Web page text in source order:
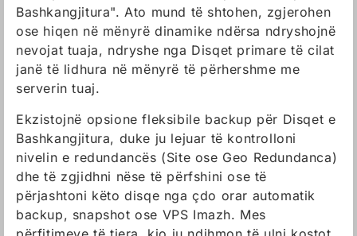
Bashkangjitura". Ato mund të shtohen, zgjerohen
ose hiqen në mënyrë dinamike ndërsa ndryshojnë
nevojat tuaja, ndryshe nga Disqet primare të cilat
janë të lidhura në mënyrë të përhershme me
serverin tuaj.
Ekzistojnë opsione fleksibile backup për Disqet e
Bashkangjitura, duke ju lejuar të kontrolloni
nivelin e redundancës (Site ose Geo Redundanca)
dhe të zgjidhni nëse të përfshini ose të
përjashtoni këto disqe nga çdo orar automatik
backup, snapshot ose VPS Imazh. Mes